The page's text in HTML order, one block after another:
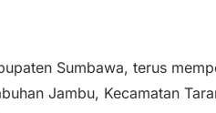
Sumbawa, terus
Jambu, Kecamatan